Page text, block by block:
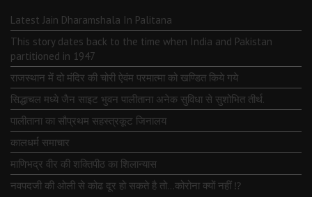
Latest Jain Dharamshala In Palitana
This story dates back to the time when India and Pakistan
partitioned in 1947
राजस्थान में दो मंदिर की चोरी ऐवंम परमात्मा को खण्डित किये गये
सिद्धाचल मध्ये जैन साइट भुवन पालीताना अनेक सुविधा से सुशोभित तीर्थ.
पालीताना का सौप्रथम सहस्त्रकूट जिनालय
कालधर्म समाचार
माणिभद्र वीर की शक्तिपीठ का शिलान्यास
नवपदजी की ओली से कोढ दूर हो सकते है तो…कोरोना क्यों नहीं ⁉️